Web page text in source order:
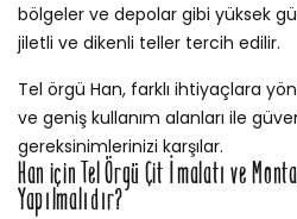
bölgeler ve depolar gibi yüksek
jiletli ve dikenli teller tercih edilir.
Tel örgü Han, farklı ihtiyaçlara
ve geniş kullanım alanları ile
gereksinimlerinizi karşılar.
Han için Tel Örgü Çit İmalatı ve
Yapılmalıdır?